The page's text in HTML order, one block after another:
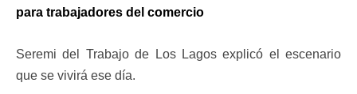
para trabajadores del comercio
Seremi del Trabajo de Los Lagos explicó el escenario
que se vivirá ese día.